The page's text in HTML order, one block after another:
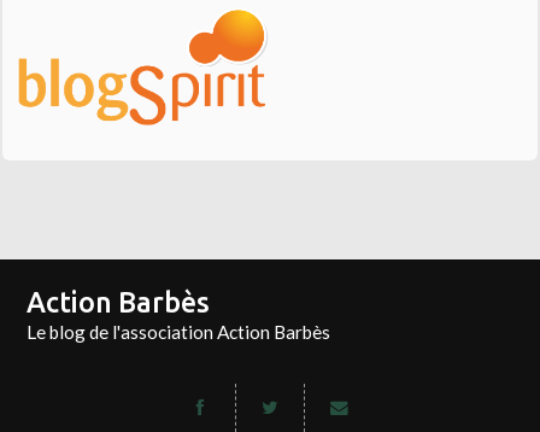
Action Barbès
Le blog de l'association Action Barbès